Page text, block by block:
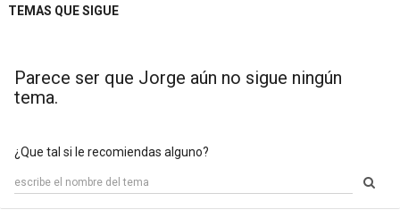
TEMAS QUE SIGUE
Parece ser que Jorge aún no sigue ningún
tema.
¿Que tal si le recomiendas alguno?